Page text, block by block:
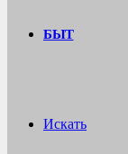
БЫТ
Искать